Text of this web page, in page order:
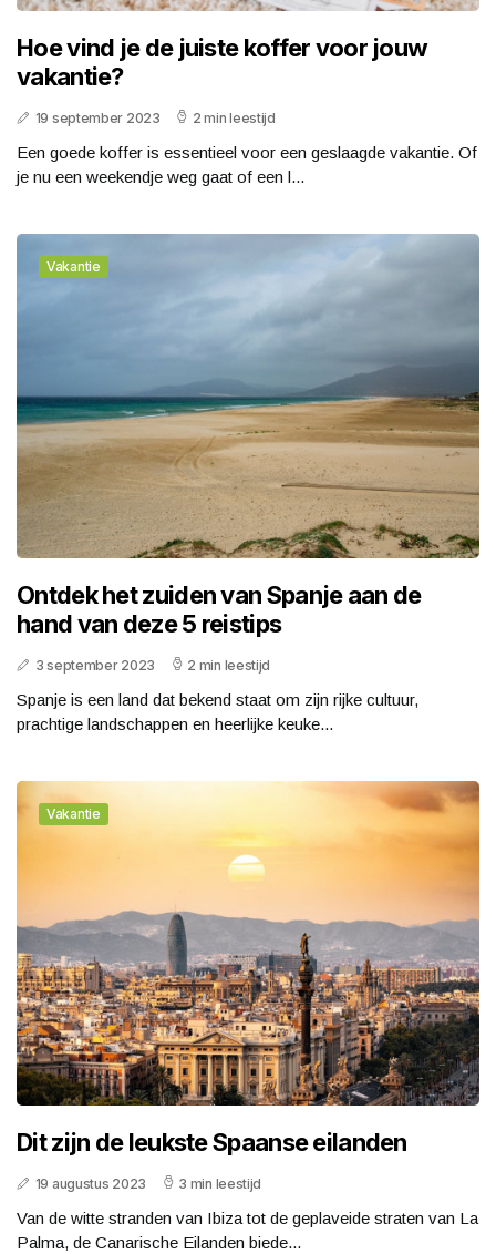
Hoe vind je de juiste koffer voor jouw
vakantie?
19 september 2023 2 min leestijd
Een goede koffer is essentieel voor een geslaagde vakantie. Of
je nu een weekendje weg gaat of een l...
Vakantie
Ontdek het zuiden van Spanje aan de
hand van deze 5 reistips
3 september 2023 2 min leestijd
Spanje is een land dat bekend staat om zijn rijke cultuur,
prachtige landschappen en heerlijke keuke...
Vakantie
Dit zijn de leukste Spaanse eilanden
19 augustus 2023 3 min leestijd
Van de witte stranden van Ibiza tot de geplaveide straten van La
Palma, de Canarische Eilanden biede...